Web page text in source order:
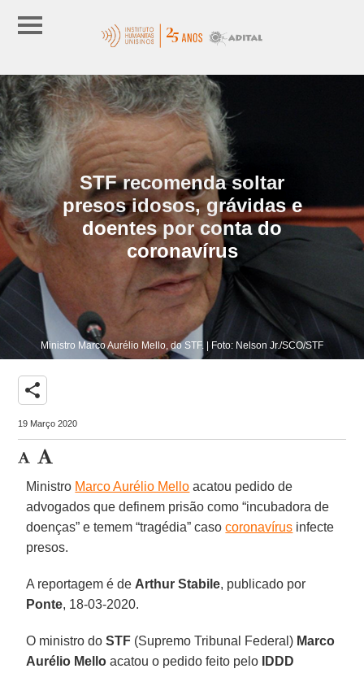
STF recomenda soltar
presos idosos, grávidas e
doentes por conta do
coronavírus
Ministro Marco Aurélio Mello, do STF. | Foto: Nelson Jr./SCO/STF
share
19 Março 2020
Ministro Marco Aurélio Mello acatou pedido de
advogados que definem prisão como “incubadora de
doenças” e temem “tragédia” casocoronavírus infecte
presos.
A reportagem é de Arthur Stabile, publicado por
Ponte, 18-03-2020.
O ministro doSTF (Supremo Tribunal Federal) Marco
Aurélio Mello acatou o pedido feito pelo
IDDD